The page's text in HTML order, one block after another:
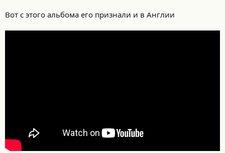
Вот с этого альбома его признали и в Англии